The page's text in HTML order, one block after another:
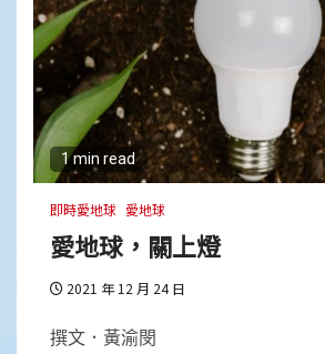
1 min read
即時愛地球 愛地球
愛地球，關上燈
2021 年 12 月 24 日
撰文．黃渝閔